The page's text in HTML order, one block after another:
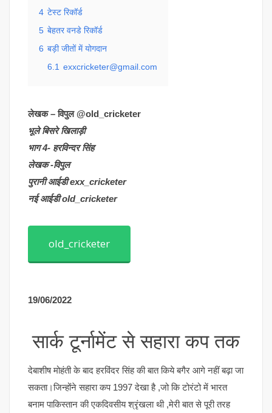
4 टेस्ट रिकॉर्ड
5 बेहतर वनडे रिकॉर्ड
6 बड़ी जीतों में योगदान
6.1 exxcricketer@gmail.com
लेखक – विपुल @old_cricketer
भूले बिसरे खिलाड़ी
भाग 4- हरविन्दर सिंह
लेखक -विपुल
पुरानी आईडी exx_cricketer
नई आईडी old_cricketer
old_cricketer
19/06/2022
सार्क टूर्नामेंट से सहारा कप तक
देबाशीष मोहंती के बाद हरविंदर सिंह की बात किये बगैर आगे नहीं बढ़ा जा
सकता।जिन्होंने सहारा कप 1997 देखा है ,जो कि टोरंटो में भारत
बनाम पाकिस्तान की एकदिवसीय श्रृंखला थी ,मेरी बात से पूरी तरह